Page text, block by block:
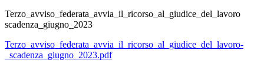
Terzo_avviso_federata_avvia_il_ricorso_al_giudice_del_lavoro
scadenza_giugno_2023
Terzo_avviso_federata_avvia_il_ricorso_al_giudice_del_lavoro-
_scadenza_giugno_2023.pdf